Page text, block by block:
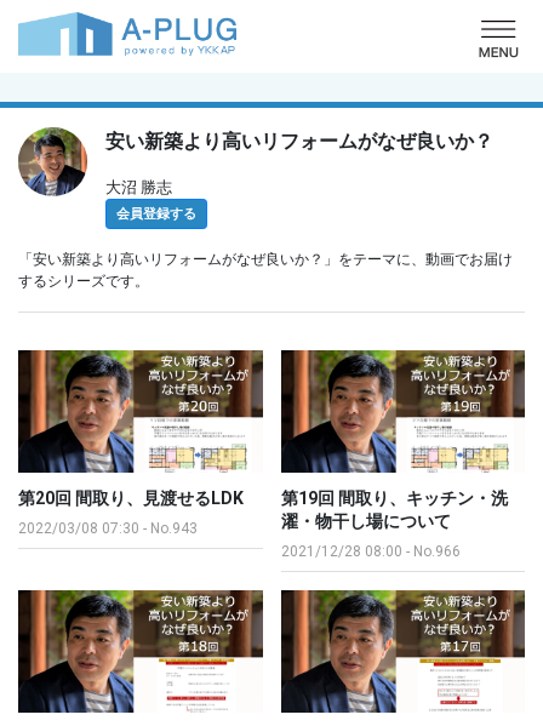
安い新築より高いリフォームがなぜ良いか？
大沼 勝志
会員登録する
「安い新築より高いリフォームがなぜ良いか？」をテーマに、動画でお届け
するシリーズです。
第20回 間取り、見渡せるLDK
2022/03/08 07:30 - No.943
第19回 間取り、キッチン・洗
濯・物干し場について
2021/12/28 08:00 - No.966